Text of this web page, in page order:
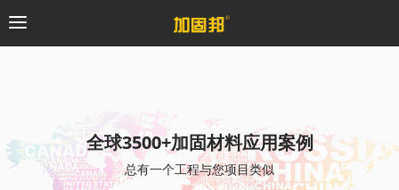
粘钢加固系统
全球3500+加固材料应用案例
总有一个工程与您项目类似